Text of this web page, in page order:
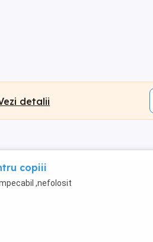
detalii
copiii
,nefolosit